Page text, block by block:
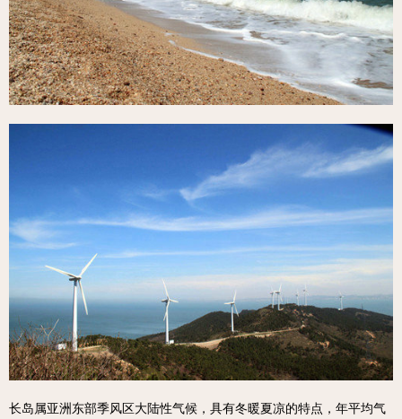
长岛属亚洲东部季风区大陆性气候，具有冬暖夏凉的特点，年平均气